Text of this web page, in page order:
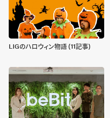
LIGのハロウィン物語 (11記事)